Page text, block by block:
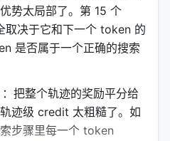
势太局部了。第 15 个
决于它和下一个 token 的
是否属于一个正确的搜索
：把整个轨迹的奖励平分给
迹级 credit 太粗糙了。如
步骤里每一个 token